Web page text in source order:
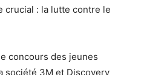
crucial : la lutte contre le
concours des jeunes
société 3M et Discovery